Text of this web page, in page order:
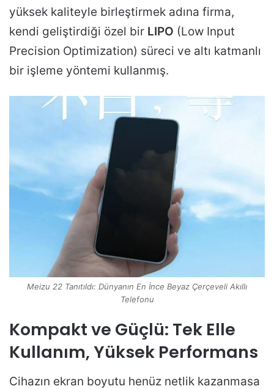
yüksek kaliteyle birleştirmek adına firma,
kendi geliştirdiği özel bir LIPO (Low Input
Precision Optimization) süreci ve altı katmanlı
bir işleme yöntemi kullanmış.
Meizu 22 Tanıtıldı: Dünyanın En İnce Beyaz Çerçeveli Akıllı
Telefonu
Kompakt ve Güçlü: Tek Elle
Kullanım, Yüksek Performans
Cihazın ekran boyutu henüz netlik kazanmasa